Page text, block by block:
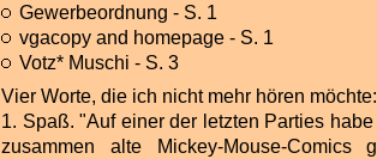
Gewerbeordnung - S. 1
vgacopy and homepage - S. 1
Votz* Muschi - S. 3
Vier Worte, die ich nicht mehr hören möchte:
1. Spaß. "Auf einer der letzten Parties
zusammen alte Mickey-Mouse-Comics